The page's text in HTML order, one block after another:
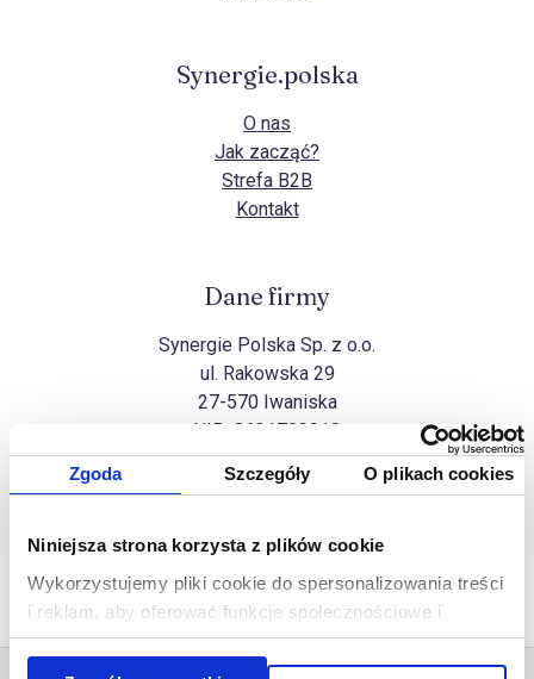
Zgoda Szczegóły O plikach cookies
Niniejsza strona korzysta z plików cookie
Wykorzystujemy pliki cookie do spersonalizowania treści
i reklam, aby oferować funkcje społecznościowe i
analizować ruch w naszej witrynie. Informacje o tym, jak
korzystasz z naszej witryny, udostępniamy partnerom
Synergie.polska
O nas
Jak zacząć?
Strefa B2B
Kontakt
Dane firmy
Synergie Polska Sp. z o.o.
ul. Rakowska 29
27-570 Iwaniska
NIP: 8631703910
Wszelkie prawa zastrzeżone
RealizacjaIdeo Force&Ideo